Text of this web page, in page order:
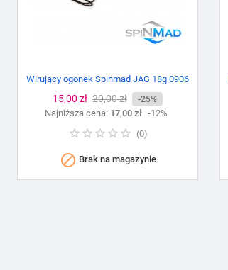
Wirujący ogonek Spinmad JAG 18g 0906
Cena
15,00 zł Cena
podstawowa
20,00 zł -25%
Najniższa cena: 17,00 zł -12%
(0)
 Brak na magazynie